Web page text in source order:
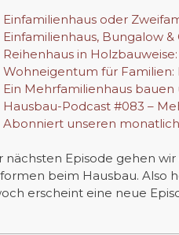
Einfamilienhaus oder
Einfamilienhaus, Bungalow &
Reihenhaus in
Wohneigentum für
Ein Mehrfamilienhaus
Hausbau-Podcast #083 –
Abonniert unseren
nächsten Episode gehen
beim Hausbau. Also
erscheint eine neue